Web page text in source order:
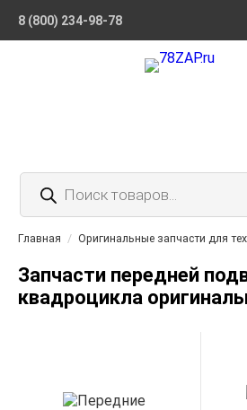
8 (800) 234-98-78
Поиск
товаров
Главная / Оригинальные запчасти для
Запчасти передней
квадроцикла